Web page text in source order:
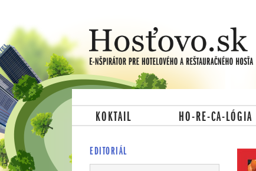
KOKTAIL HO-RE-CA-LÓGIA
EDITORIÁL